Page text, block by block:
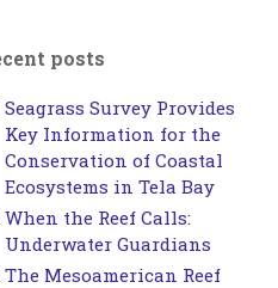
posts
Seagrass Survey Provides
Key Information for the
Conservation of Coastal
Ecosystems in Tela Bay
When the Reef Calls:
Underwater Guardians
The Mesoamerican Reef